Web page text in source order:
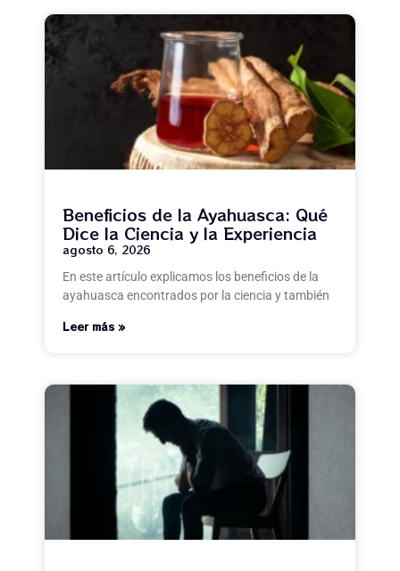
Beneficios de la Ayahuasca: Qué
Dice la Ciencia y la Experiencia
agosto 6, 2026
En este artículo explicamos los beneficios de la
ayahuasca encontrados por la ciencia y también
Leer más »